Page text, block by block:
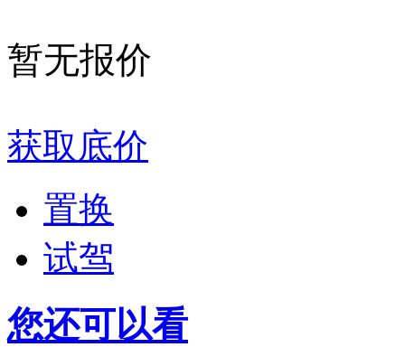
暂无报价
获取底价
置换
试驾
您还可以看